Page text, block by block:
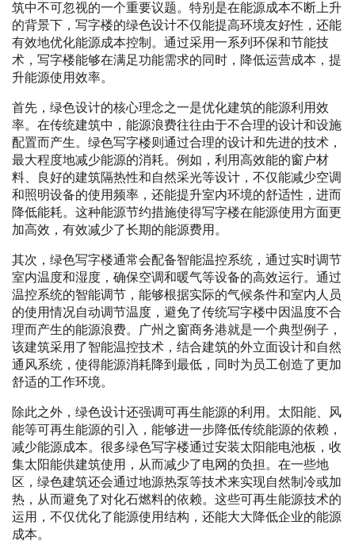
筑中不可忽视的一个重要议题。特别是在能源成本不断上升
的背景下，写字楼的绿色设计不仅能提高环境友好性，还能
有效地优化能源成本控制。通过采用一系列环保和节能技
术，写字楼能够在满足功能需求的同时，降低运营成本，提
升能源使用效率。
首先，绿色设计的核心理念之一是优化建筑的能源利用效
率。在传统建筑中，能源浪费往往由于不合理的设计和设施
配置而产生。绿色写字楼则通过合理的设计和先进的技术，
最大程度地减少能源的消耗。例如，利用高效能的窗户材
料、良好的建筑隔热性和自然采光等设计，不仅能减少空调
和照明设备的使用频率，还能提升室内环境的舒适性，进而
降低能耗。这种能源节约措施使得写字楼在能源使用方面更
加高效，有效减少了长期的能源费用。
其次，绿色写字楼通常会配备智能温控系统，通过实时调节
室内温度和湿度，确保空调和暖气等设备的高效运行。通过
温控系统的智能调节，能够根据实际的气候条件和室内人员
的使用情况自动调节温度，避免了传统写字楼中因温度不合
理而产生的能源浪费。广州之窗商务港就是一个典型例子，
该建筑采用了智能温控技术，结合建筑的外立面设计和自然
通风系统，使得能源消耗降到最低，同时为员工创造了更加
舒适的工作环境。
除此之外，绿色设计还强调可再生能源的利用。太阳能、风
能等可再生能源的引入，能够进一步降低传统能源的依赖，
减少能源成本。很多绿色写字楼通过安装太阳能电池板，收
集太阳能供建筑使用，从而减少了电网的负担。在一些地
区，绿色建筑还会通过地源热泵等技术来实现自然制冷或加
热，从而避免了对化石燃料的依赖。这些可再生能源技术的
运用，不仅优化了能源使用结构，还能大大降低企业的能源
成本。